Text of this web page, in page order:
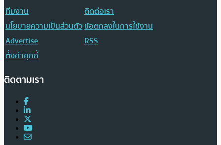
ทีมงาน
ติดต่อเรา
นโยบายความเป็นส่วนตัวข้อตกลงในการใช้งาน
Advertise
RSS
ตั้งค่าคุกกี้
ติดตามเรา